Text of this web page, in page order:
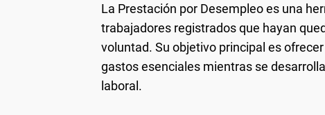
La Prestación por Desempleo es una
trabajadores registrados que hayan
voluntad. Su objetivo principal es
gastos esenciales mientras se
laboral.